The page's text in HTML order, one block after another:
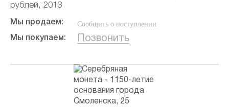
рублей, 2013
Мы продаем: Сообщить о поступлении
Мы покупаем: Позвонить